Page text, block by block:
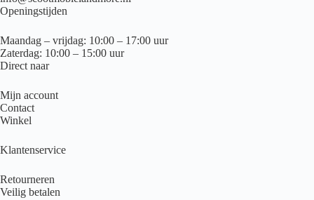
Openingstijden
Maandag – vrijdag: 10:00 – 17:00 uur
Zaterdag: 10:00 – 15:00 uur
Direct naar
Mijn account
Contact
Winkel
Klantenservice
Retourneren
Veilig betalen